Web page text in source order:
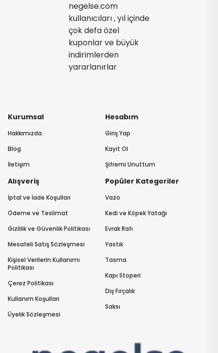
Kurumsal
Hakkımızda
Blog
İletişim
Hesabım
Giriş Yap
Kayıt Ol
Şifremi Unuttum
Alışveriş
İptal ve İade Koşulları
Ödeme ve Teslimat
Gizlilik ve Güvenlik Politikası
Mesafeli Satış Sözleşmesi
Kişisel Verilerin Kullanımı
Politikası
Çerez Politikası
Kullanım Koşulları
Üyelik Sözleşmesi
Popüler Kategoriler
Vazo
Kedi ve Köpek Yatağı
Evrak Rafı
Yastık
Tasma
Kapı Stoperi
Diş Fırçalık
Saksı
negelse.com
kullanıcıları , yıl içinde
çok defa özel
kuponlar ve büyük
indirimlerden
yararlanırlar